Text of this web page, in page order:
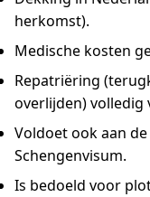
herkomst).
Medische kosten
Repatriëring
overlijden) volledig
Voldoet ook aan
Schengenvisum.
Is bedoeld voor